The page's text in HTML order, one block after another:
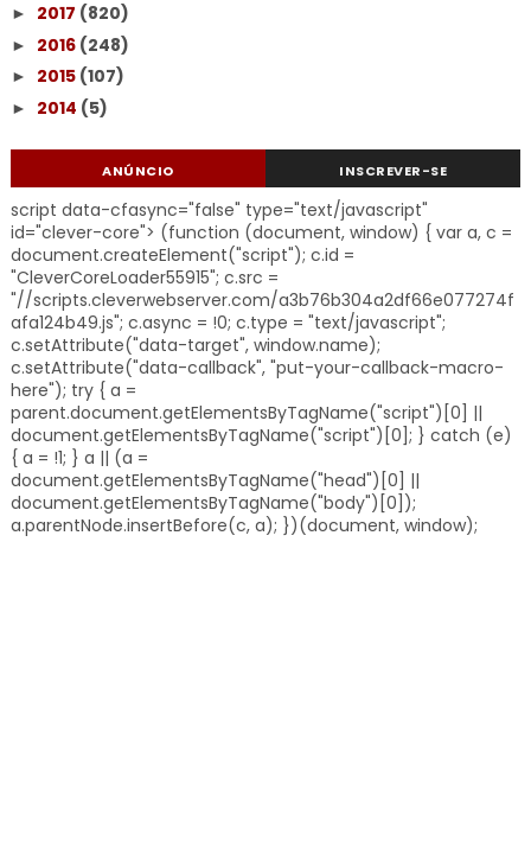
► 2017 (820)
► 2016 (248)
► 2015 (107)
► 2014 (5)
ANÚNCIO INSCREVER-SE
script data-cfasync="false" type="text/javascript"
id="clever-core"> (function (document, window) { var a, c =
document.createElement("script"); c.id =
"CleverCoreLoader55915"; c.src =
"//scripts.cleverwebserver.com/a3b76b304a2df66e077274f
afa124b49.js"; c.async = !0; c.type = "text/javascript";
c.setAttribute("data-target", window.name);
c.setAttribute("data-callback", "put-your-callback-macro-
here"); try { a =
parent.document.getElementsByTagName("script")[0] ||
document.getElementsByTagName("script")[0]; } catch (e)
{ a = !1; } a || (a =
document.getElementsByTagName("head")[0] ||
document.getElementsByTagName("body")[0]);
a.parentNode.insertBefore(c, a); })(document, window);